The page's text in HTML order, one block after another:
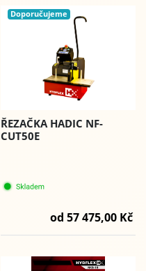
Doporučujeme
ŘEZAČKA HADIC NF-
CUT50E
od 57 475,00 Kč